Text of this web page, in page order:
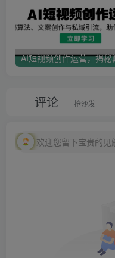
评论 抢沙发
欢迎您留下宝贵的见